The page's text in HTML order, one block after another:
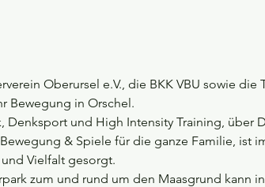
Oberursel e.V., die BKK VBU sowie die
Bewegung in Orschel.
Denksport und High Intensity Training, über
& Spiele für die ganze Familie, ist
Vielfalt gesorgt.
zum und rund um den Maasgrund kann